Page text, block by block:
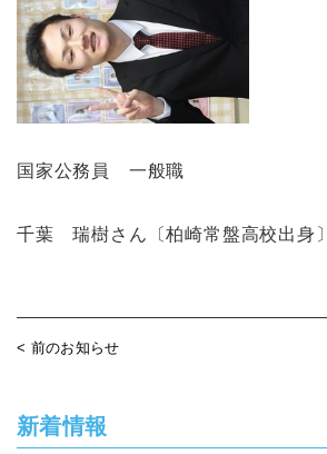
国家公務員 一般職
千葉 瑞樹さん〔柏崎常盤高校出身〕
< 前のお知らせ
新着情報